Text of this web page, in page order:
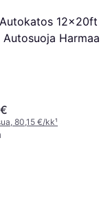
Autokatos 12x20ft
Autosuoja Harmaa
80,15 €/kk¹